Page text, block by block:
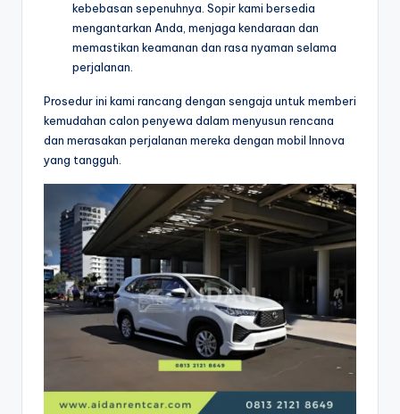
kebebasan sepenuhnya. Sopir kami bersedia
mengantarkan Anda, menjaga kendaraan dan
memastikan keamanan dan rasa nyaman selama
perjalanan.
Prosedur ini kami rancang dengan sengaja untuk memberi
kemudahan calon penyewa dalam menyusun rencana
dan merasakan perjalanan mereka dengan mobil Innova
yang tangguh.